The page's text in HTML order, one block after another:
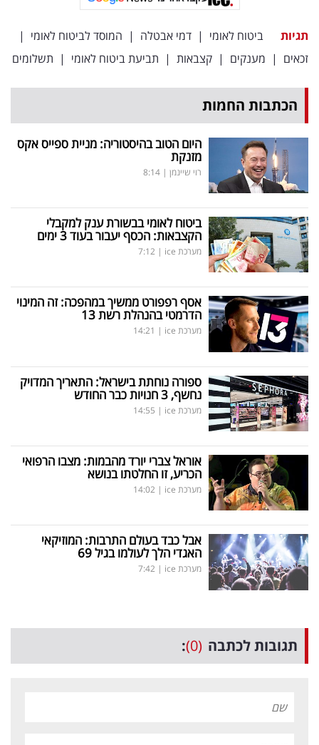
באייס
עקבו
אחרינו:
תגיות ביטוח לאומי | דמי אבטלה | המוסד לביטוח לאומי |
זכאים | מענקים | קצבאות | תביעת ביטוח לאומי | תשלומים
הכתבות החמות
היום הטוב בהיסטוריה: מניית ספייס אקס
מזנקת
רוי שיינמן |
8:14
ביטוח לאומי בבשורת ענק למקבלי
הקצבאות: הכסף יעבור בעוד 3 ימים
מערכת ice |
7:12
אסף רפפורט ממשיך במהפכה: זה המינוי
הדרמטי בהנהלת רשת 13
מערכת ice |
14:21
ספורה נוחתת בישראל: התאריך המדויק
נחשף, 3 חנויות כבר החודש
מערכת ice |
14:55
אוראל צברי יורד מהבמות: מצבו הרפואי
הכריע, זו החלטתו בנושא
מערכת ice |
14:02
אבל כבד בעולם התרבות: המוזיקאי
האגדי הלך לעולמו בגיל 69
מערכת ice |
7:42
תגובות לכתבה (0)
: